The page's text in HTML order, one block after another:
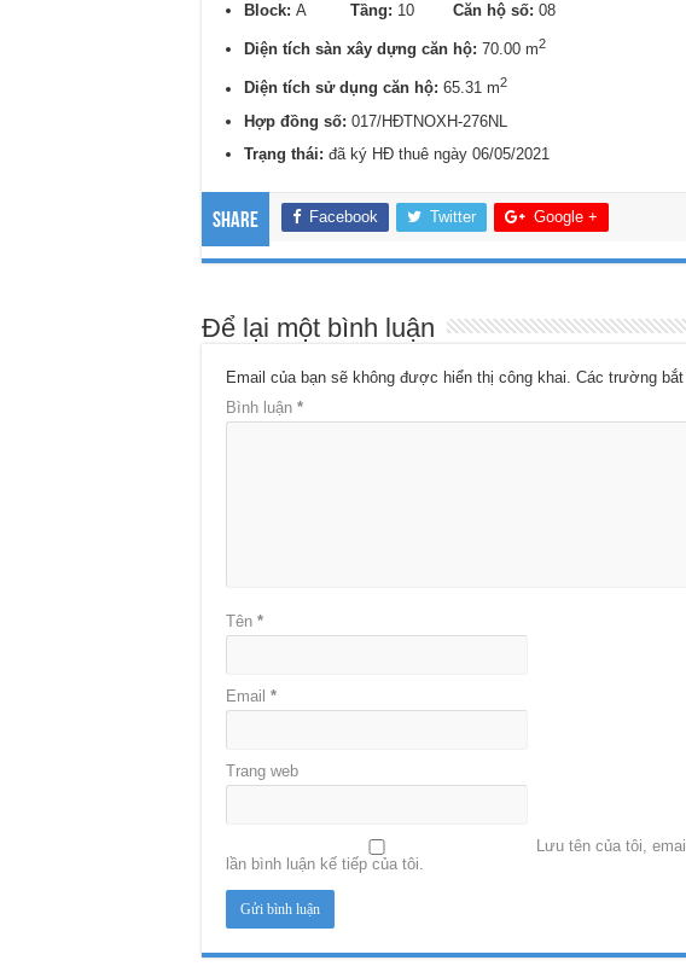
Block: A Tầng: 10 Căn hộ số: 08
Diện tích sàn xây dựng căn hộ: 70.00 m2
Diện tích sử dụng căn hộ: 65.31 m2
Hợp đồng số: 017/HĐTNOXH-276NL
Trạng thái: đã ký HĐ thuê ngày 06/05/2021
Share Facebook Twitter Google +
Để lại một bình luận
Email của bạn sẽ không được hiển thị công khai. Các trường
Bình luận *
Tên *
Email *
Trang web
Lưu tên của tôi,
lần bình luận kế tiếp của tôi.